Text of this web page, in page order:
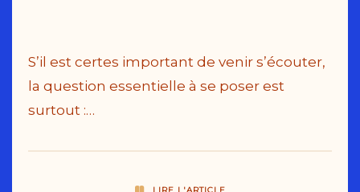
S’il est certes important de venir s’écouter,
la question essentielle à se poser est
surtout :…